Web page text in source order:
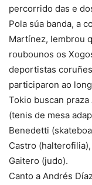
percorrido das e
Pola súa banda, a
Martínez, lembrou
roubounos os
deportistas
participaron ao
Tokio buscan
(tenis de mesa
Benedetti
Castro
Gaitero (judo).
Canto a Andrés